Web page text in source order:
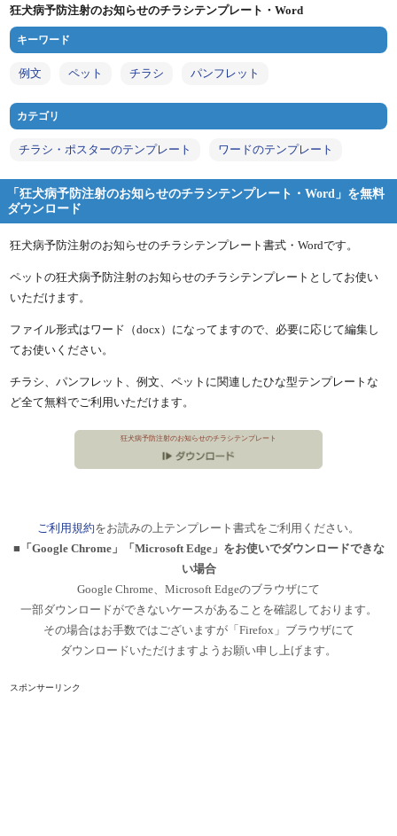
狂犬病予防注射のお知らせのチラシテンプレート・Word
キーワード
例文 ペット チラシ パンフレット
カテゴリ
チラシ・ポスターのテンプレート ワードのテンプレート
「狂犬病予防注射のお知らせのチラシテンプレート・Word」を無料
ダウンロード
狂犬病予防注射のお知らせのチラシテンプレート書式・Wordです。
ペットの狂犬病予防注射のお知らせのチラシテンプレートとしてお使い
いただけます。
ファイル形式はワード（docx）になってますので、必要に応じて編集し
てお使いください。
チラシ、パンフレット、例文、ペットに関連したひな型テンプレートな
ど全て無料でご利用いただけます。
狂犬病予防注射のお知らせのチラシテンプレート
ご利用規約をお読みの上テンプレート書式をご利用ください。
■「Google Chrome」「Microsoft Edge」をお使いでダウンロードできな
い場合
Google Chrome、Microsoft Edgeのブラウザにて
一部ダウンロードができないケースがあることを確認しております。
その場合はお手数ではございますが「Firefox」ブラウザにて
ダウンロードいただけますようお願い申し上げます。
スポンサーリンク